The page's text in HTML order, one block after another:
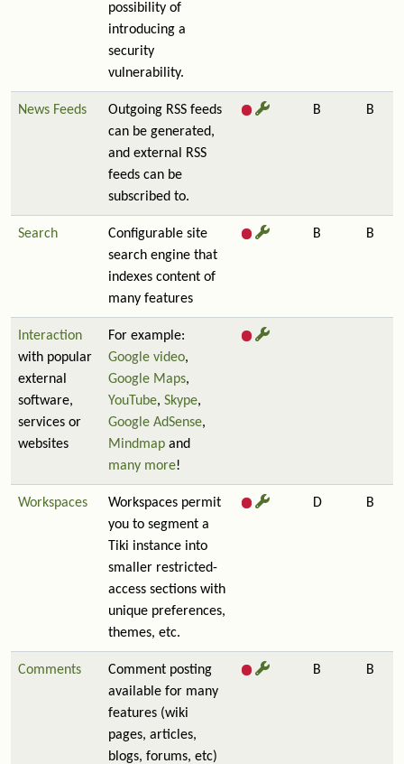
possibility of
introducing a
security
vulnerability.
News Feeds
Outgoing RSS feeds
can be generated,
and external RSS
feeds can be
subscribed to.
B B
Search
Configurable site
search engine that
indexes content of
many features
B B
Interaction
with popular
external
software,
services or
websites
For example:
Google video,
Google Maps,
YouTube, Skype,
Google AdSense,
Mindmap and
many more!
Workspaces
Workspaces permit
you to segment a
Tiki instance into
smaller restricted-
access sections with
unique preferences,
themes, etc.
D B
Comments
Comment posting
available for many
features (wiki
pages, articles,
blogs, forums, etc)
B B